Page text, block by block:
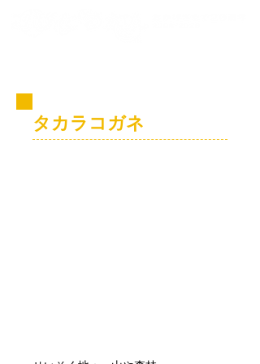
タカラコガネ